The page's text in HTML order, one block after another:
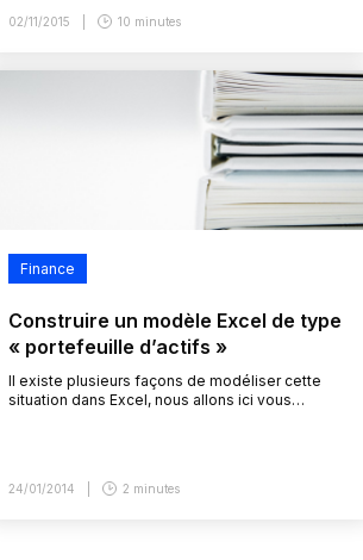
02/11/2015 10 minutes
Finance
Construire un modèle Excel de type
« portefeuille d’actifs »
Il existe plusieurs façons de modéliser cette
situation dans Excel, nous allons ici vous
24/01/2014 2 minutes